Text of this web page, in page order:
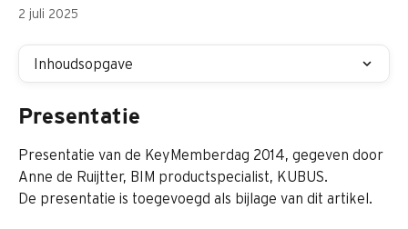
2 juli 2025
Inhoudsopgave
Presentatie
Presentatie van de KeyMemberdag 2014, gegeven door
Anne de Ruijtter, BIM productspecialist, KUBUS.
De presentatie is toegevoegd als bijlage van dit artikel.